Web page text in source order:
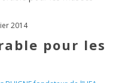
2014
pour les